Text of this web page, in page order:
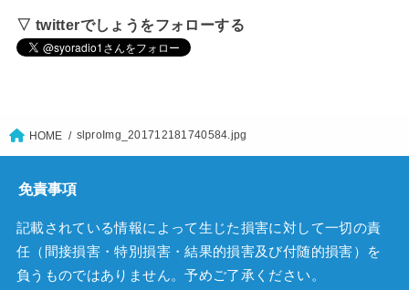
▽ twitterでしょうをフォローする
HOME slproImg_201712181740584.jpg
免責事項
記載されている情報によって生じた損害に対して一切の責
任（間接損害・特別損害・結果的損害及び付随的損害）を
負うものではありません。予めご了承ください。